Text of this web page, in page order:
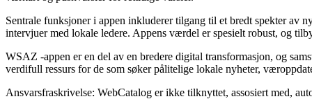
Sentrale funksjoner i appen inkluderer tilgang til et bredt spekter av
intervjuer med lokale ledere. Appens værdel er spesielt robust, og
WSAZ -appen er en del av en bredere digital transformasjon, og
verdifull ressurs for de som søker pålitelige lokale nyheter,
Ansvarsfraskrivelse: WebCatalog er ikke tilknyttet, assosiert med,